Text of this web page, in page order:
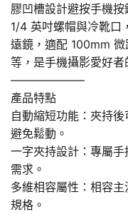
膠凹槽設計避按手機
1/4 英吋螺帽與冷靴口
遠鏡，適配 100mm
等，是手機攝影愛好者
——————–
產品特點
自動縮短功能：夾持
避免鬆動。
一字夾持設計：專屬
需求。
多維相容屬性：相容
規格。